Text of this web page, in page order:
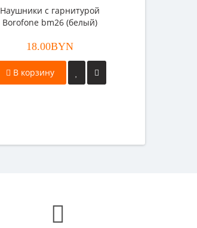
Наушники с гарнитурой
Borofone bm26 (белый)
18.00BYN
В корзину